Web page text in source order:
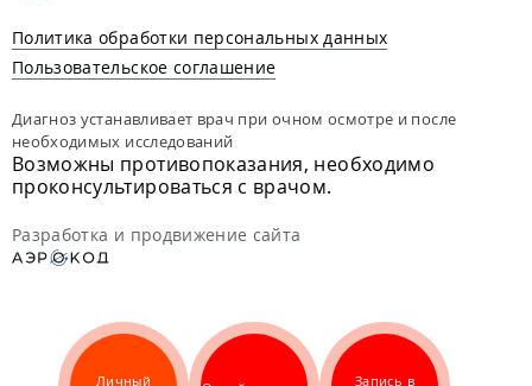
Политика обработки персональных данных
Пользовательское соглашение
Диагноз устанавливает врач при очном осмотре и после
необходимых исследований
Возможны противопоказания, необходимо
проконсультироваться с врачом.
Разработка и продвижение сайта
Личный Запись в